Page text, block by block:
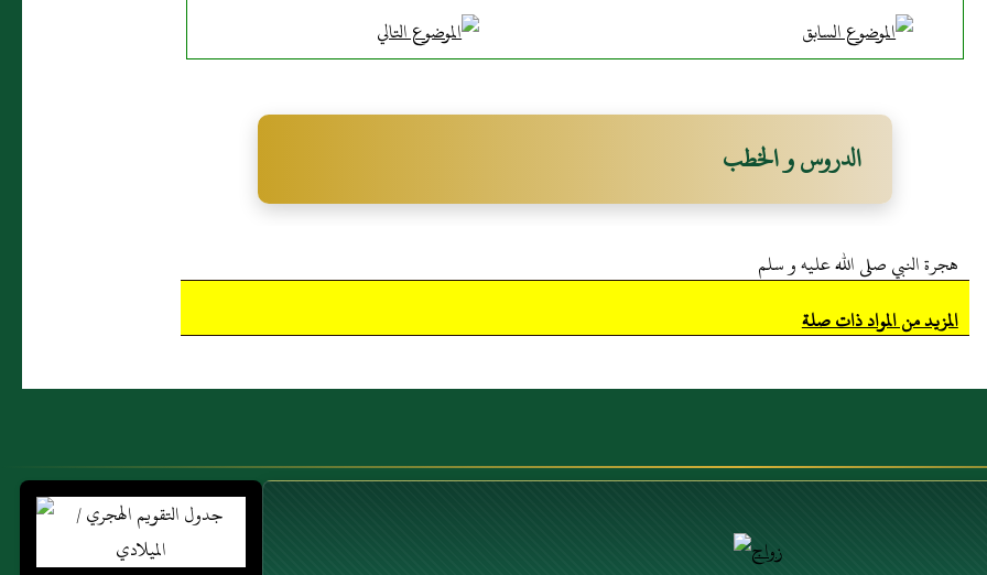
الدروس و الخطب
هجرة النبي صلى الله عليه و سلم
المزيد من المواد ذات صلة